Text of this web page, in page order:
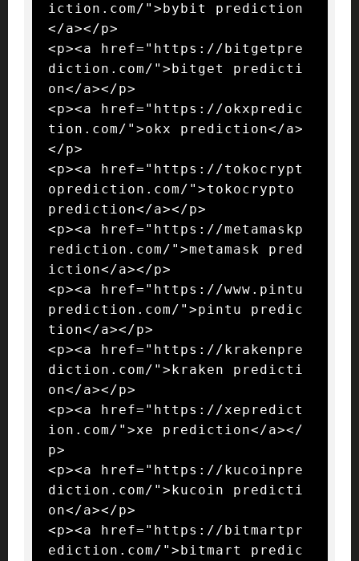
iction.com/">bybit prediction
</a></p>
<p><a href="https://bitgetpre
diction.com/">bitget predicti
on</a></p>
<p><a href="https://okxpredic
tion.com/">okx prediction</a>
</p>
<p><a href="https://tokocrypt
oprediction.com/">tokocrypto
prediction</a></p>
<p><a href="https://metamaskp
rediction.com/">metamask pred
iction</a></p>
<p><a href="https://www.pintu
prediction.com/">pintu predic
tion</a></p>
<p><a href="https://krakenpre
diction.com/">kraken predicti
on</a></p>
<p><a href="https://xepredict
ion.com/">xe prediction</a></
p>
<p><a href="https://kucoinpre
diction.com/">kucoin predicti
on</a></p>
<p><a href="https://bitmartpr
ediction.com/">bitmart predic